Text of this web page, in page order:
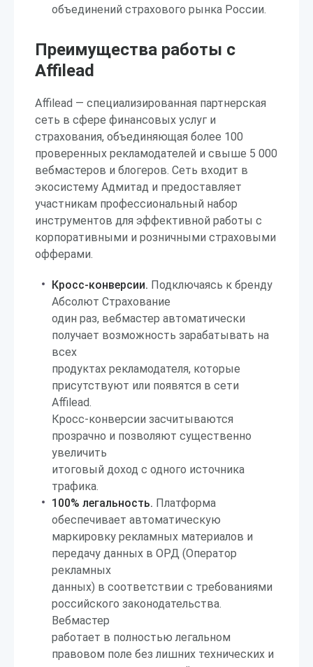
объединений страхового рынка России.
Преимущества работы с
Affilead
Affilead — специализированная партнерская
сеть в сфере финансовых услуг и
страхования, объединяющая более 100
проверенных рекламодателей и свыше 5 000
вебмастеров и блогеров. Сеть входит в
экосистему Адмитад и предоставляет
участникам профессиональный набор
инструментов для эффективной работы с
корпоративными и розничными страховыми
офферами.
Кросс-конверсии. Подключаясь к бренду
Абсолют Страхование
один раз, вебмастер автоматически
получает возможность зарабатывать на
всех
продуктах рекламодателя, которые
присутствуют или появятся в сети
Affilead.
Кросс-конверсии засчитываются
прозрачно и позволяют существенно
увеличить
итоговый доход с одного источника
трафика.
100% легальность. Платформа
обеспечивает автоматическую
маркировку рекламных материалов и
передачу данных в ОРД (Оператор
рекламных
данных) в соответствии с требованиями
российского законодательства.
Вебмастер
работает в полностью легальном
правовом поле без лишних технических и